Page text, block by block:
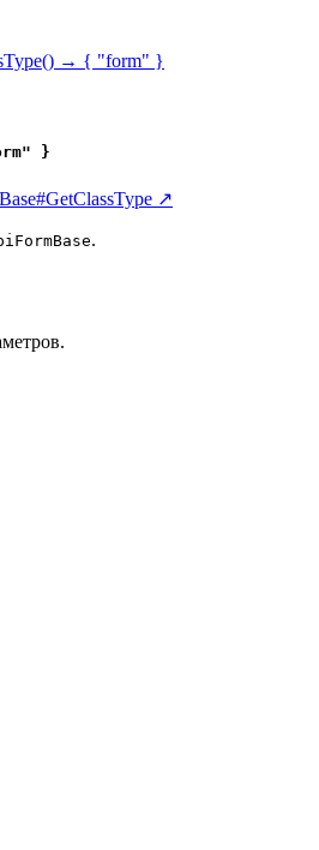
→ { "form" }
}
↗
.